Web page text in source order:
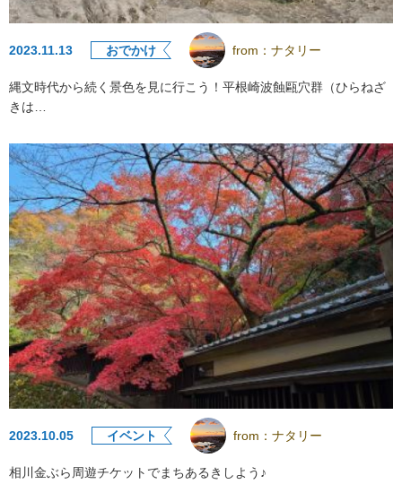
2023.11.13 おでかけ from： ナタリー
縄文時代から続く景色を見に行こう！平根崎波蝕甌穴群（ひらねざ
きは…
2023.10.05 イベント from： ナタリー
相川金ぶら周遊チケットでまちあるきしよう♪